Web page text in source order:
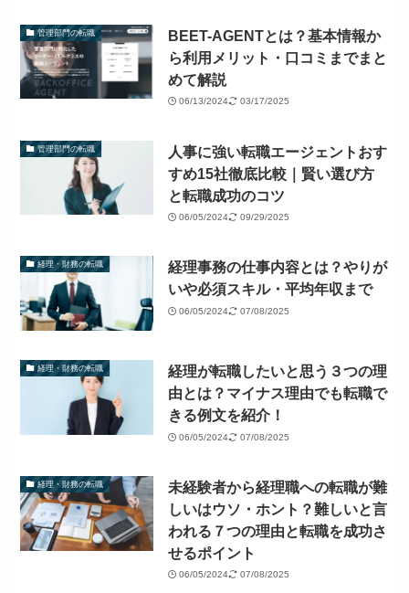
管理部門の転職
BEET-AGENTとは？基本情報か
ら利用メリット・口コミまでまと
めて解説
06/13/2024 03/17/2025
管理部門の転職
人事に強い転職エージェントおす
すめ15社徹底比較｜賢い選び方
と転職成功のコツ
06/05/2024 09/29/2025
経理・財務の転職
経理事務の仕事内容とは？やりが
いや必須スキル・平均年収まで
06/05/2024 07/08/2025
経理・財務の転職
経理が転職したいと思う３つの理
由とは？マイナス理由でも転職で
きる例文を紹介！
06/05/2024 07/08/2025
経理・財務の転職
未経験者から経理職への転職が難
しいはウソ・ホント？難しいと言
われる７つの理由と転職を成功さ
せるポイント
06/05/2024 07/08/2025